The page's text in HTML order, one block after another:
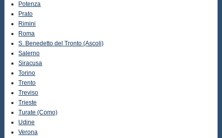
Potenza
Prato
Rimini
Roma
S. Benedetto del Tronto (Ascoli)
Salerno
Siracusa
Torino
Trento
Treviso
Trieste
Turate (Como)
Udine
Verona